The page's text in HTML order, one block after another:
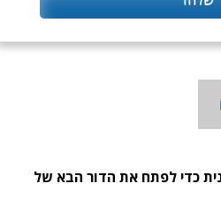
כדי לפתח את הדור הבא של